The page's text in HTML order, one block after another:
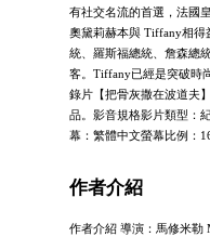
有社交名流的首選，法國
奧黛莉赫本與 Tiffany相得
統、羅斯福總統、詹森總
客。Tiffany已經是突破時
錄片【把骨灰撒在波道夫
品。影音規格影片類型：
幕：繁體中文螢幕比例：
作者介紹
作者介紹 導演：馬修米勒